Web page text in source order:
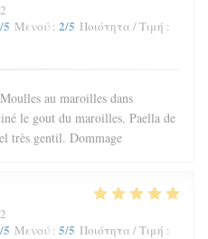
/5 Μενού : 2/5 Ποιότητα / Τιμή :
au maroilles dans
le gout du maroilles. Paella de
très gentil. Dommage
/5 Μενού : 5/5 Ποιότητα / Τιμή :